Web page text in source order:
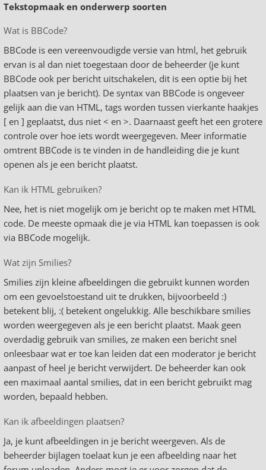
Tekstopmaak en onderwerp soorten
Wat is BBCode?
BBCode is een vereenvoudigde versie van html, het gebruik
ervan is al dan niet toegestaan door de beheerder (je kunt
BBCode ook per bericht uitschakelen, dit is een optie bij het
plaatsen van je bericht). De syntax van BBCode is ongeveer
gelijk aan die van HTML, tags worden tussen vierkante haakjes
[ en ] geplaatst, dus niet < en >. Daarnaast geeft het een grotere
controle over hoe iets wordt weergegeven. Meer informatie
omtrent BBCode is te vinden in de handleiding die je kunt
openen als je een bericht plaatst.
Kan ik HTML gebruiken?
Nee, het is niet mogelijk om je bericht op te maken met HTML
code. De meeste opmaak die je via HTML kan toepassen is ook
via BBCode mogelijk.
Wat zijn Smilies?
Smilies zijn kleine afbeeldingen die gebruikt kunnen worden
om een gevoelstoestand uit te drukken, bijvoorbeeld :)
betekent blij, :( betekent ongelukkig. Alle beschikbare smilies
worden weergegeven als je een bericht plaatst. Maak geen
overdadig gebruik van smilies, ze maken een bericht snel
onleesbaar wat er toe kan leiden dat een moderator je bericht
aanpast of heel je bericht verwijdert. De beheerder kan ook
een maximaal aantal smilies, dat in een bericht gebruikt mag
worden, bepaald hebben.
Kan ik afbeeldingen plaatsen?
Ja, je kunt afbeeldingen in je bericht weergeven. Als de
beheerder bijlagen toelaat kun je een afbeelding naar het